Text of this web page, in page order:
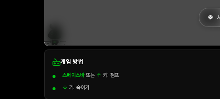
게임 방법
스페이스바또는 ↑ 키: 점프
↓ 키: 숙이기